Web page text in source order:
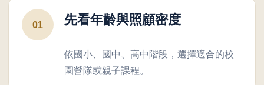
01 先看年齡與照顧密度
依國小、國中、高中階段，選擇適合的校
園營隊或親子課程。